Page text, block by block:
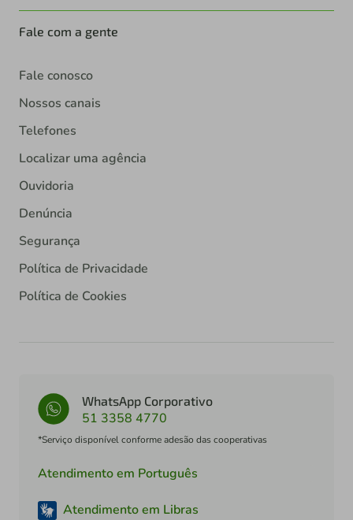
Fale com a gente
Fale conosco
Nossos canais
Telefones
Localizar uma agência
Ouvidoria
Denúncia
Segurança
Política de Privacidade
Política de Cookies
WhatsApp Corporativo
51 3358 4770
*Serviço disponível conforme adesão das cooperativas
Atendimento em Português
Atendimento em Libras